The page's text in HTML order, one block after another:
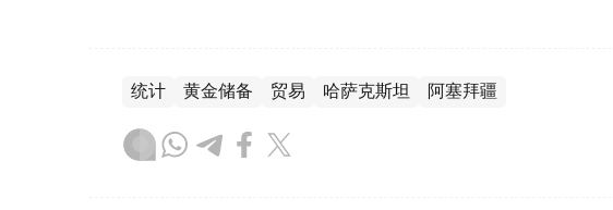
统计 黄金储备 贸易 哈萨克斯坦 阿塞拜疆